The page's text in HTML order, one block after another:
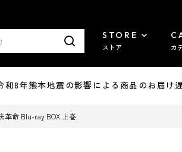
STORE
ストア カ
8年熊本地震の影響による商品のお届け
革命 Blu-ray BOX 上巻